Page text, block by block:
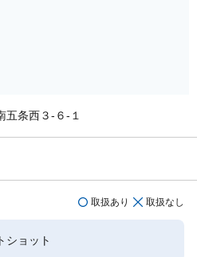
五条西３-６-１
取扱あり 取扱なし
ショット